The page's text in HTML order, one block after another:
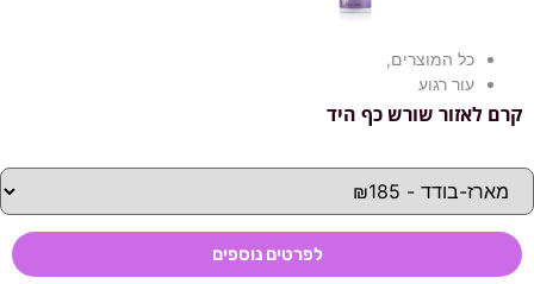
כל המוצרים,
עור רגוע
קרם לאזור שורש כף היד
לפרטים נוספים